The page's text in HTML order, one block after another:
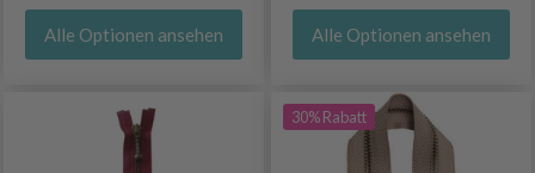
Alle Optionen ansehen Alle Optionen ansehen
30% Rabatt